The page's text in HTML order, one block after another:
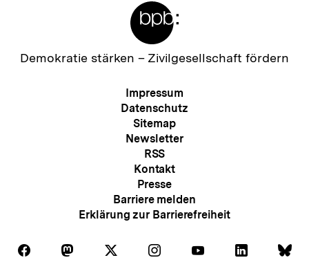
Zur
Demokratie stärken – Zivilgesellschaft fördern
Meta-
Navigation
Impressum
Datenschutz
Sitemap
Newsletter
RSS
Kontakt
Presse
Barriere melden
Erklärung zur Barrierefreiheit
Auf
Auf